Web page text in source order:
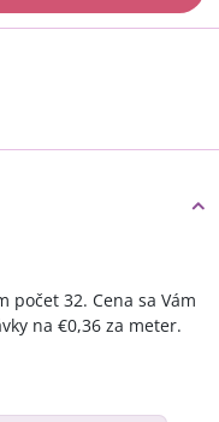
počet 32. Cena sa Vám
na €0,36 za meter.